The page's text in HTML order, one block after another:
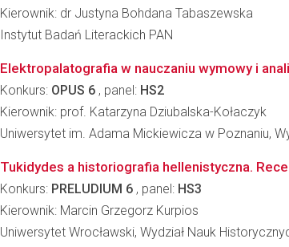
Kierownik: dr Justyna Bohdana Tabaszewska
Instytut Badań Literackich PAN
Elektropalatografia w nauczaniu wymowy i
Konkurs: OPUS 6 , panel: HS2
Kierownik: prof. Katarzyna Dziubalska-Kołaczyk
Uniwersytet im. Adama Mickiewicza w Poznaniu,
Tukidydes a historiografia hellenistyczna.
Konkurs: PRELUDIUM 6 , panel: HS3
Kierownik: Marcin Grzegorz Kurpios
Uniwersytet Wrocławski, Wydział Nauk